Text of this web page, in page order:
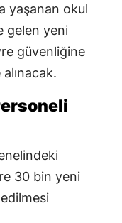
yaşanan okul
gelen yeni
güvenliğine
30 bin yeni